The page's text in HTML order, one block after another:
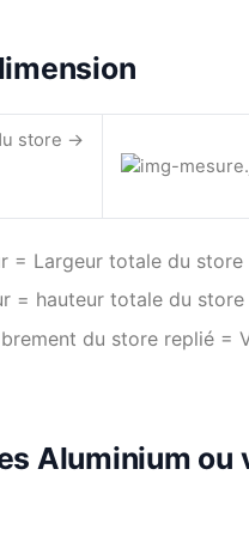
store ->
= Largeur totale du store
= hauteur totale du
du store replié =
Aluminium ou